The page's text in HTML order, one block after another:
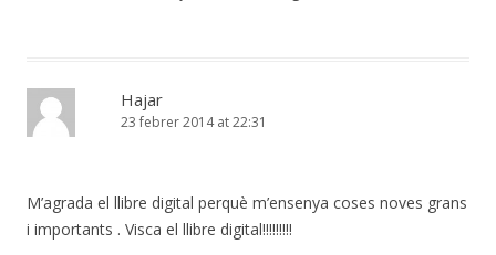
Hajar
23 febrer 2014 at 22:31
M’agrada el llibre digital perquè m’ensenya coses noves grans
i importants . Visca el llibre digital!!!!!!!!!